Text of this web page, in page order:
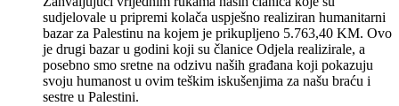
sudjelovale u pripremi kolača uspješno realiziran humanitarni
bazar za Palestinu na kojem je prikupljeno 5.763,40 KM. Ovo
je drugi bazar u godini koji su članice Odjela realizirale, a
posebno smo sretne na odzivu naših građana koji pokazuju
svoju humanost u ovim teškim iskušenjima za našu braću i
sestre u Palestini.